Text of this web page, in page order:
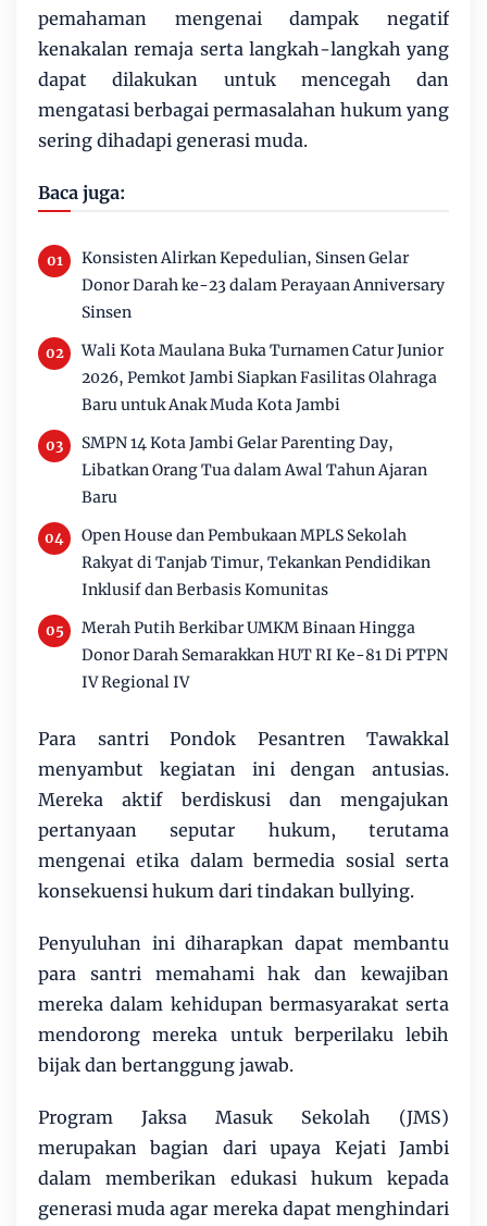
pemahaman mengenai dampak negatif
kenakalan remaja serta langkah-langkah yang
dapat dilakukan untuk mencegah dan
mengatasi berbagai permasalahan hukum yang
sering dihadapi generasi muda.
Baca juga:
Konsisten Alirkan Kepedulian, Sinsen Gelar
Donor Darah ke-23 dalam Perayaan Anniversary
Sinsen
Wali Kota Maulana Buka Turnamen Catur Junior
2026, Pemkot Jambi Siapkan Fasilitas Olahraga
Baru untuk Anak Muda Kota Jambi
SMPN 14 Kota Jambi Gelar Parenting Day,
Libatkan Orang Tua dalam Awal Tahun Ajaran
Baru
Open House dan Pembukaan MPLS Sekolah
Rakyat di Tanjab Timur, Tekankan Pendidikan
Inklusif dan Berbasis Komunitas
Merah Putih Berkibar UMKM Binaan Hingga
Donor Darah Semarakkan HUT RI Ke-81 Di PTPN
IV Regional IV
Para santri Pondok Pesantren Tawakkal
menyambut kegiatan ini dengan antusias.
Mereka aktif berdiskusi dan mengajukan
pertanyaan seputar hukum, terutama
mengenai etika dalam bermedia sosial serta
konsekuensi hukum dari tindakan bullying.
Penyuluhan ini diharapkan dapat membantu
para santri memahami hak dan kewajiban
mereka dalam kehidupan bermasyarakat serta
mendorong mereka untuk berperilaku lebih
bijak dan bertanggung jawab.
Program Jaksa Masuk Sekolah (JMS)
merupakan bagian dari upaya Kejati Jambi
dalam memberikan edukasi hukum kepada
generasi muda agar mereka dapat menghindari